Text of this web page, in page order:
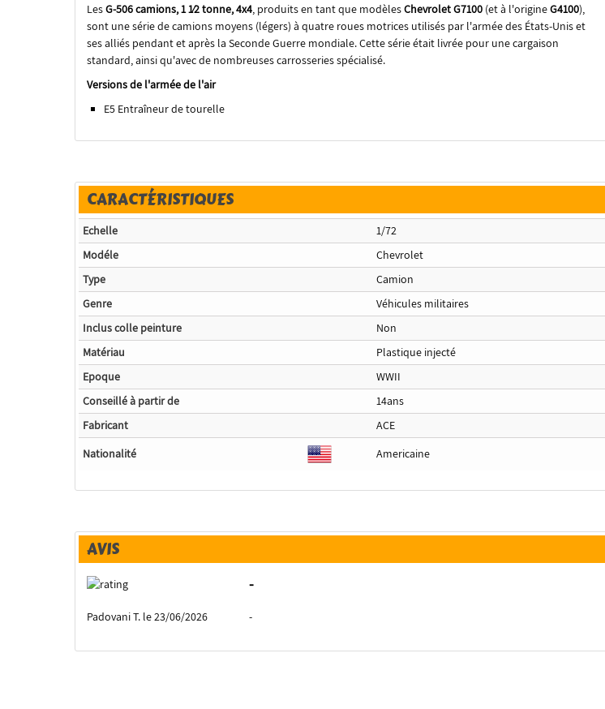
LesG-506 camions, 1 1⁄2 tonne, 4x4, produits en tant que modèlesChevrolet G7100 (et à l'origineG4100),
sont une série de camions moyens (légers) à quatre roues motrices utilisés par l'armée des États-Unis et
ses alliés pendant et après la Seconde Guerre mondiale. Cette série était livrée pour une cargaison
standard, ainsi qu'avec de nombreuses carrosseries spécialisé.
Versions de l'armée de l'air
E5 Entraîneur de tourelle
CARACTÉRISTIQUES
Echelle
1/72
Modéle
Chevrolet
Type
Camion
Genre
Véhicules militaires
Inclus colle peinture
Non
Matériau
Plastique injecté
Epoque
WWII
Conseillé à partir de
14ans
Fabricant
ACE
Nationalité
Americaine
AVIS
-
Padovani T. le 23/06/2026 -